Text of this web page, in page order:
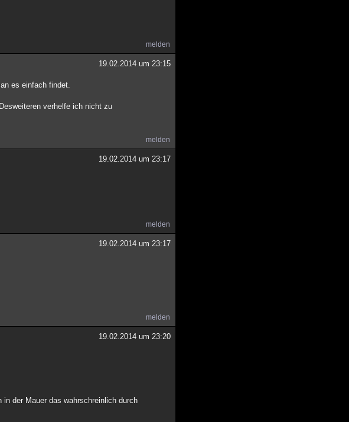
melden
19.02.2014 um 23:15
es einfach findet.
verhelfe ich nicht zu
melden
19.02.2014 um 23:17
melden
19.02.2014 um 23:17
melden
19.02.2014 um 23:20
der Mauer das wahrschreinlich durch